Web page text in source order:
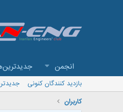
انجمن
بازدید کنندگان کنونی
کاربران